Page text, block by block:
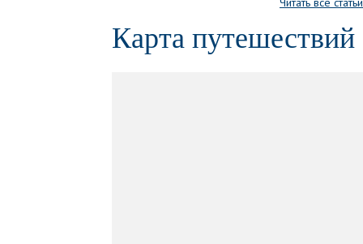
Карта путешествий